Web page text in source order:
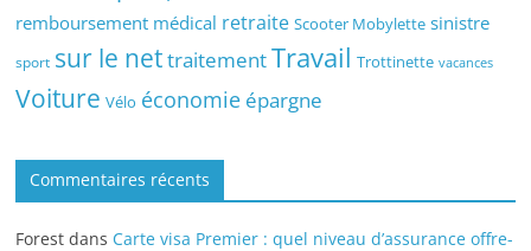
remboursement médical retraite Scooter Mobylette sinistre
sport sur le nettraitementTravail Trottinette vacances
Voiture Vélo économie épargne
Commentaires récents
Forest dans Carte visa Premier : quel niveau d’assurance offre-